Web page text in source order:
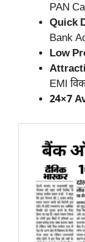
PAN
Quick
Bank
Low
EMI
24×7